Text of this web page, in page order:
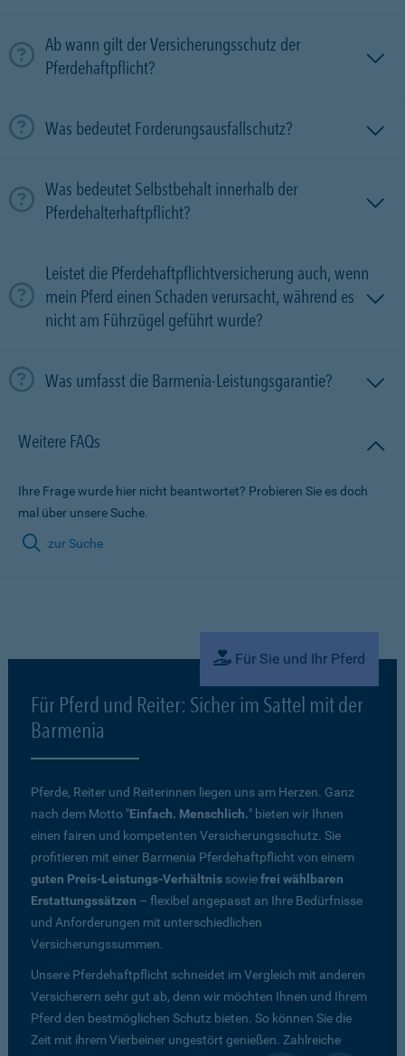
Ab wann gilt der Versicherungsschutz der
Pferdehaftpflicht?
Was bedeutet Forderungsausfallschutz?
Was bedeutet Selbstbehalt innerhalb der
Pferdehalterhaftpflicht?
Leistet die Pferdehaftpflichtversicherung auch, wenn
mein Pferd einen Schaden verursacht, während es
nicht am Führzügel geführt wurde?
Was umfasst die Barmenia-Leistungsgarantie?
Weitere FAQs
Ihre Frage wurde hier nicht beantwortet? Probieren Sie es doch
mal über unsere Suche.
zur Suche
Für Sie und Ihr Pferd
Für Pferd und Reiter: Sicher im Sattel mit der
Barmenia
Pferde, Reiter und Reiterinnen liegen uns am Herzen. Ganz
nach dem Motto "Einfach. Menschlich." bieten wir Ihnen
einen fairen und kompetenten Versicherungsschutz. Sie
profitieren mit einer Barmenia Pferdehaftpflicht von einem
guten Preis-Leistungs-Verhältnis sowiefrei wählbaren
Erstattungssätzen – flexibel angepasst an Ihre Bedürfnisse
und Anforderungen mit unterschiedlichen
Versicherungssummen.
Unsere Pferdehaftpflicht schneidet im Vergleich mit anderen
Versicherern sehr gut ab, denn wir möchten Ihnen und Ihrem
Pferd den bestmöglichen Schutz bieten. So können Sie die
Zeit mit ihrem Vierbeiner ungestört genießen. Zahlreiche